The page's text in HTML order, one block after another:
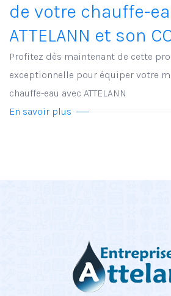
de votre chauffe-
ATTELANN et son
Profitez dès maintenant de cette
exceptionnelle pour équiper votre
chauffe-eau avec ATTELANN
En savoir plus